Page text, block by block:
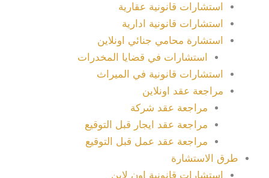
استشارات قانونية عقارية
استشارات قانونية ادارية
استشارة محامي جنائي اونلاين
استشارات في قضايا المخدرات
استشارات قانونية في الميراث
مراجعة عقد اونلاين
مراجعة عقد شركة
مراجعة عقد ايجار قبل التوقيع
مراجعة عقد عمل قبل التوقيع
طرق الاستشارة
استشارات قانونية اون لاين